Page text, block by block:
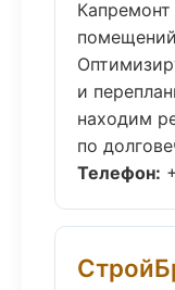
и
находим
по
Телефон: